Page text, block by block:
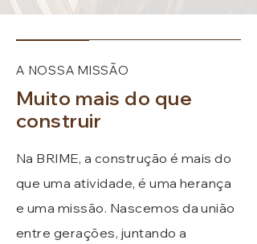
A NOSSA MISSÃO
Muito mais do que
construir
Na BRIME, a construção é mais do
que uma atividade, é uma herança
e uma missão. Nascemos da união
entre gerações, juntando a